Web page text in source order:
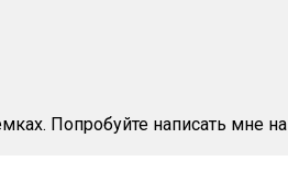
Попробуйте написать мне на